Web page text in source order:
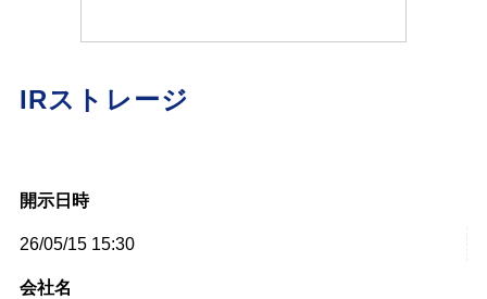
IRストレージ
開示日時
26/05/15 15:30
会社名